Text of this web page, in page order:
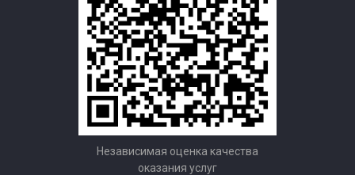
Независимая оценка качества
оказания услуг